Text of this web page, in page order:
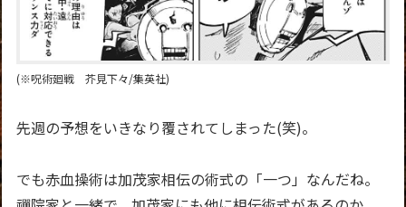
(※呪術廻戦 芥見下々/集英社)
先週の予想をいきなり覆されてしまった(笑)。
でも赤血操術は加茂家相伝の術式の「一つ」なんだね。